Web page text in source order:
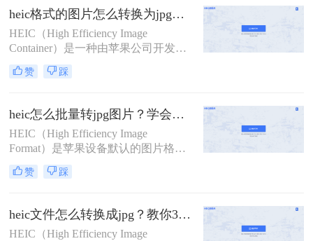
式的普及度相对较低，许多非苹果设
备或应用程序可能无法直接支持该格
式，因此将HEIC照片转换为更广泛支
持的JPG格式成为了一个常见的需
求。那么heic照片怎么转换jpg呢？本
文将详细介绍几种将HEIC照片转换为
heic格式的图片怎么转换为jpg格式？教你4招简便的转换方法！
HEIC（High Efficiency Image
Container）是一种由苹果公司开发的
图片容器格式，主要用于iOS设备和
macOS系统中，具有高效压缩和节省
式的普及度相对较低，许多非苹果设
备或软件可能无法直接支持该格式。
赞 踩
heic怎么批量转jpg图片？学会这3种方法，10秒转换上百张图片。
HEIC（High Efficiency Image
Format）是苹果设备默认的图片格
式，虽然节省存储空间，但兼容性较
差。那么heic怎么批量转jpg图片呢？
的方法，涵盖不同系统和需求。
赞 踩
heic文件怎么转换成jpg？教你3招快速转换！
HEIC（High Efficiency Image